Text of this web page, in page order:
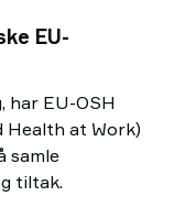
EU-
har EU-OSH
Health at Work)
samle
tiltak.